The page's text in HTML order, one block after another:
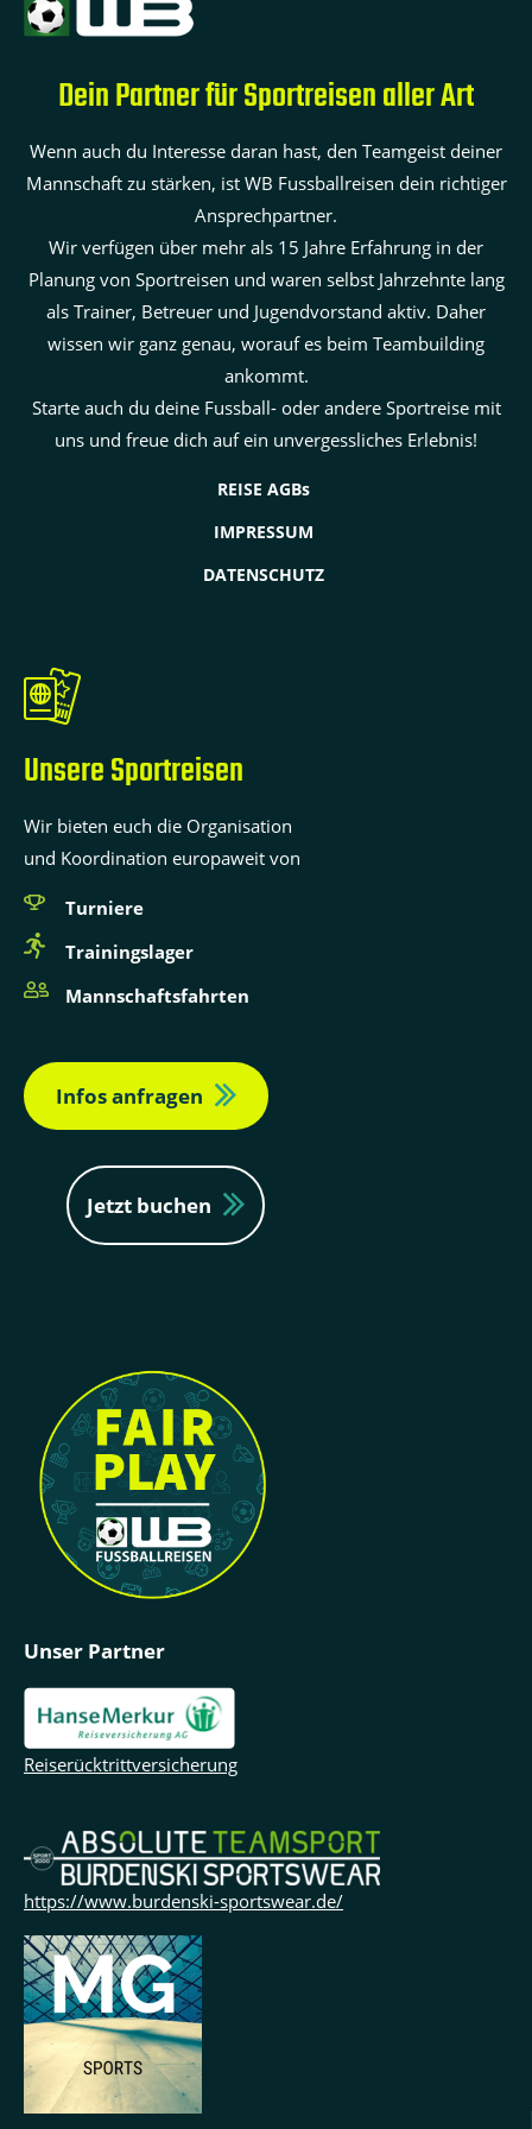
Dein Partner für Sportreisen aller Art
Wenn auch du Interesse daran hast, den Teamgeist deiner
Mannschaft zu stärken, ist WB Fussballreisen dein richtiger
Ansprechpartner.
Wir verfügen über mehr als 15 Jahre Erfahrung in der
Planung von Sportreisen und waren selbst Jahrzehnte lang
als Trainer, Betreuer und Jugendvorstand aktiv. Daher
wissen wir ganz genau, worauf es beim Teambuilding
ankommt.
Starte auch du deine Fussball- oder andere Sportreise mit
uns und freue dich auf ein unvergessliches Erlebnis!
REISE AGBs
IMPRESSUM
DATENSCHUTZ
Unsere Sportreisen
Wir bieten euch die Organisation
und Koordination europaweit von
Turniere
Trainingslager
Mannschaftsfahrten
Infos anfragen
Jetzt buchen
Unser Partner
Reiserücktrittversicherung
https://www.burdenski-sportswear.de/